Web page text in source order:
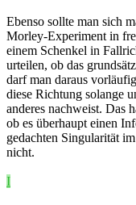
Ebenso sollte man sich
Morley-Experiment in
einem Schenkel in
urteilen, ob das
darf man daraus
diese Richtung solange
anderes nachweist. Das
ob es überhaupt einen
gedachten Singularität
nicht.
I